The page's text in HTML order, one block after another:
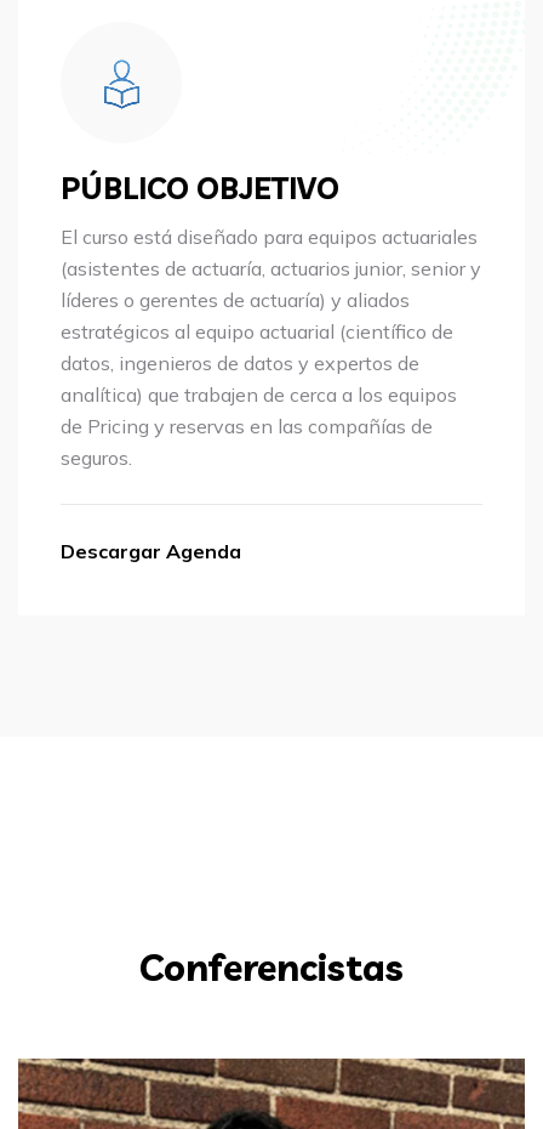
PÚBLICO OBJETIVO
El curso está diseñado para equipos actuariales
(asistentes de actuaría, actuarios junior, senior y
líderes o gerentes de actuaría) y aliados
estratégicos al equipo actuarial (científico de
datos, ingenieros de datos y expertos de
analítica) que trabajen de cerca a los equipos
de Pricing y reservas en las compañías de
seguros.
Descargar Agenda
Conferencistas